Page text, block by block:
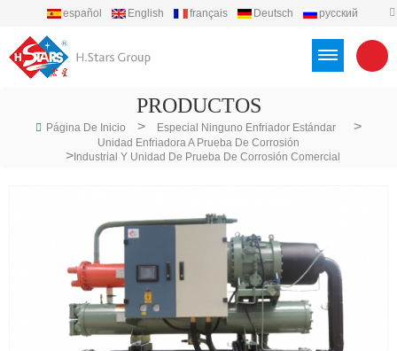
español English français Deutsch
русский
PRODUCTOS
Página De Inicio > Especial Ninguno Enfriador Estándar >
Unidad Enfriadora A Prueba De Corrosión
> Industrial Y Unidad De Prueba De Corrosión Comercial